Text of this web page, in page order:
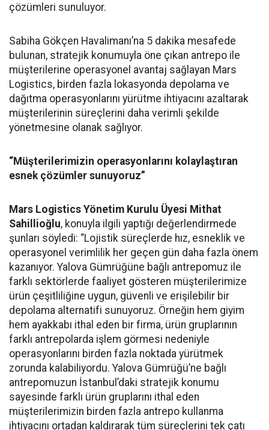
çözümleri sunuluyor.
Sabiha Gökçen Havalimanı’na 5 dakika mesafede
bulunan, stratejik konumuyla öne çıkan antrepo ile
müşterilerine operasyonel avantaj sağlayan Mars
Logistics, birden fazla lokasyonda depolama ve
dağıtma operasyonlarını yürütme ihtiyacını azaltarak
müşterilerinin süreçlerini daha verimli şekilde
yönetmesine olanak sağlıyor.
“Müşterilerimizin operasyonlarını kolaylaştıran
esnek çözümler sunuyoruz”
Mars Logistics Yönetim Kurulu Üyesi Mithat
Sahillioğlu, konuyla ilgili yaptığı değerlendirmede
şunları söyledi: “Lojistik süreçlerde hız, esneklik ve
operasyonel verimlilik her geçen gün daha fazla önem
kazanıyor. Yalova Gümrüğüne bağlı antrepomuz ile
farklı sektörlerde faaliyet gösteren müşterilerimize
ürün çeşitliliğine uygun, güvenli ve erişilebilir bir
depolama alternatifi sunuyoruz. Örneğin hem giyim
hem ayakkabı ithal eden bir firma, ürün gruplarının
farklı antrepolarda işlem görmesi nedeniyle
operasyonlarını birden fazla noktada yürütmek
zorunda kalabiliyordu. Yalova Gümrüğü’ne bağlı
antrepomuzun İstanbul’daki stratejik konumu
sayesinde farklı ürün gruplarını ithal eden
müşterilerimizin birden fazla antrepo kullanma
ihtiyacını ortadan kaldırarak tüm süreçlerini tek çatı